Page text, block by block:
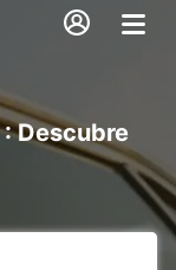
Descubre